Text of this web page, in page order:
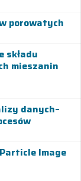
porowatych
składu
mieszanin
danych–
Image